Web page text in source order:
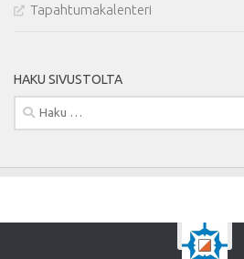
Tapahtumakalenteri
HAKU SIVUSTOLTA
Haku: